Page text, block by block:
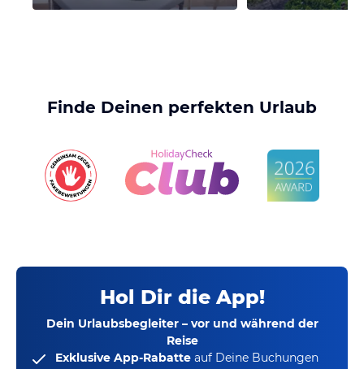
Finde Deinen perfekten Urlaub
Hol Dir die App!
Dein Urlaubsbegleiter – vor und während der
Reise
Exklusive App-Rabatte auf Deine Buchungen